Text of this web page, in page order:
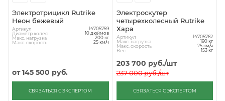
Электротрицикл Rutrike
Неон бежевый
Артикул 14705759
Диаметр колес 10 дюймов
Макс. нагрузка 200 кг
Макс. скорость 25 км/ч
от145 500 руб.
СВЯЗАТЬСЯ С ЭКСПЕРТОМ
Электроскутер
четырехколесный Rutrike
Хара
Артикул 14705762
Макс. нагрузка 190 кг
Макс. скорость 25 км/ч
Вес 153 кг
203 700 руб./шт
237 000руб./шт
СВЯЗАТЬСЯ С ЭКСПЕРТОМ